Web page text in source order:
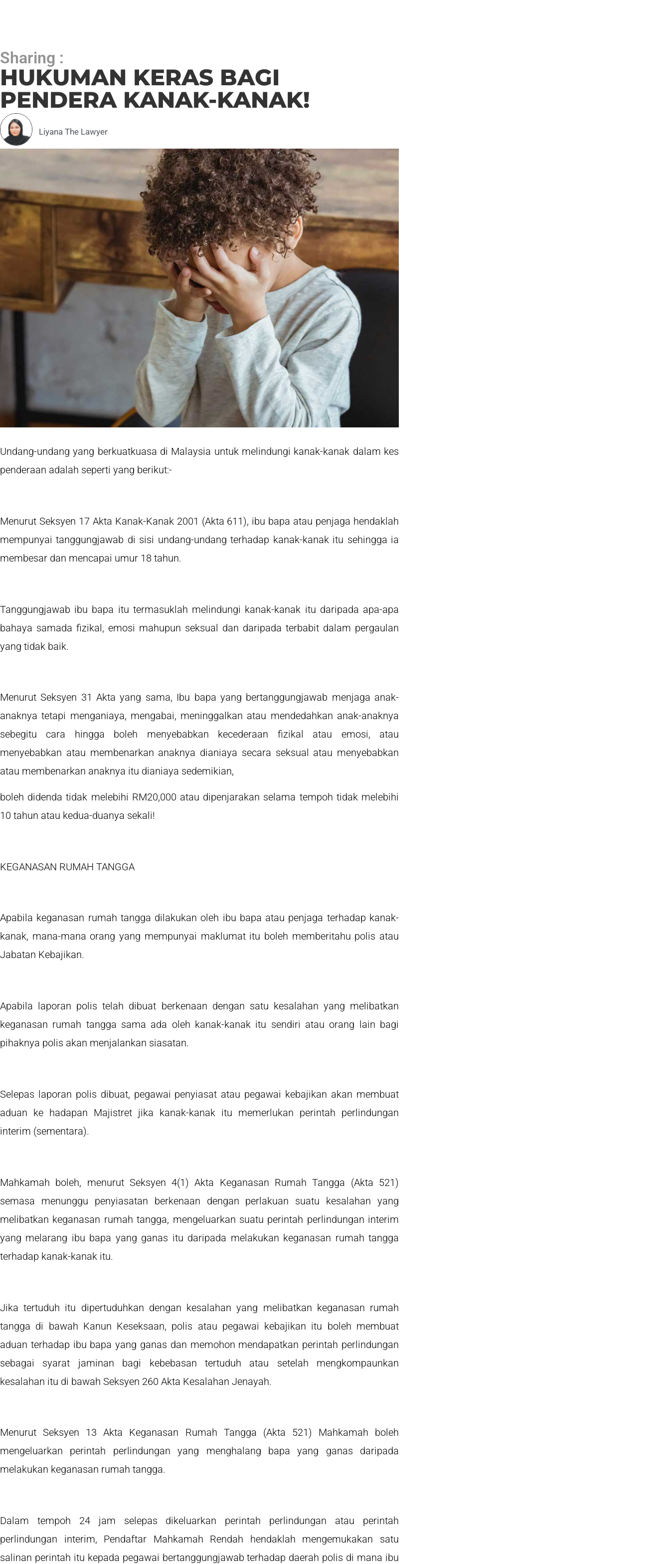
Sharing :
HUKUMAN KERAS BAGI
PENDERA KANAK-KANAK!
Liyana The Lawyer
Undang-undang yang berkuatkuasa di Malaysia untuk melindungi kanak-kanak dalam kes
penderaan adalah seperti yang berikut:-
Menurut Seksyen 17 Akta Kanak-Kanak 2001 (Akta 611), ibu bapa atau penjaga hendaklah
mempunyai tanggungjawab di sisi undang-undang terhadap kanak-kanak itu sehingga ia
membesar dan mencapai umur 18 tahun.
Tanggungjawab ibu bapa itu termasuklah melindungi kanak-kanak itu daripada apa-apa
bahaya samada fizikal, emosi mahupun seksual dan daripada terbabit dalam pergaulan
yang tidak baik.
Menurut Seksyen 31 Akta yang sama, Ibu bapa yang bertanggungjawab menjaga anak-
anaknya tetapi menganiaya, mengabai, meninggalkan atau mendedahkan anak-anaknya
sebegitu cara hingga boleh menyebabkan kecederaan fizikal atau emosi, atau
menyebabkan atau membenarkan anaknya dianiaya secara seksual atau menyebabkan
atau membenarkan anaknya itu dianiaya sedemikian,
boleh didenda tidak melebihi RM20,000 atau dipenjarakan selama tempoh tidak melebihi
10 tahun atau kedua-duanya sekali!
KEGANASAN RUMAH TANGGA
Apabila keganasan rumah tangga dilakukan oleh ibu bapa atau penjaga terhadap kanak-
kanak, mana-mana orang yang mempunyai maklumat itu boleh memberitahu polis atau
Jabatan Kebajikan.
Apabila laporan polis telah dibuat berkenaan dengan satu kesalahan yang melibatkan
keganasan rumah tangga sama ada oleh kanak-kanak itu sendiri atau orang lain bagi
pihaknya polis akan menjalankan siasatan.
Selepas laporan polis dibuat, pegawai penyiasat atau pegawai kebajikan akan membuat
aduan ke hadapan Majistret jika kanak-kanak itu memerlukan perintah perlindungan
interim (sementara).
Mahkamah boleh, menurut Seksyen 4(1) Akta Keganasan Rumah Tangga (Akta 521)
semasa menunggu penyiasatan berkenaan dengan perlakuan suatu kesalahan yang
melibatkan keganasan rumah tangga, mengeluarkan suatu perintah perlindungan interim
yang melarang ibu bapa yang ganas itu daripada melakukan keganasan rumah tangga
terhadap kanak-kanak itu.
Jika tertuduh itu dipertuduhkan dengan kesalahan yang melibatkan keganasan rumah
tangga di bawah Kanun Keseksaan, polis atau pegawai kebajikan itu boleh membuat
aduan terhadap ibu bapa yang ganas dan memohon mendapatkan perintah perlindungan
sebagai syarat jaminan bagi kebebasan tertuduh atau setelah mengkompaunkan
kesalahan itu di bawah Seksyen 260 Akta Kesalahan Jenayah.
Menurut Seksyen 13 Akta Keganasan Rumah Tangga (Akta 521) Mahkamah boleh
mengeluarkan perintah perlindungan yang menghalang bapa yang ganas daripada
melakukan keganasan rumah tangga.
Dalam tempoh 24 jam selepas dikeluarkan perintah perlindungan atau perintah
perlindungan interim, Pendaftar Mahkamah Rendah hendaklah mengemukakan satu
salinan perintah itu kepada pegawai bertanggungjawab terhadap daerah polis di mana ibu